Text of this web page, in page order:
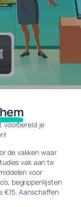
voorbereid je
de vakken waar
vak aan te
voor
begrippenlijsten
€15. Aanschaffen